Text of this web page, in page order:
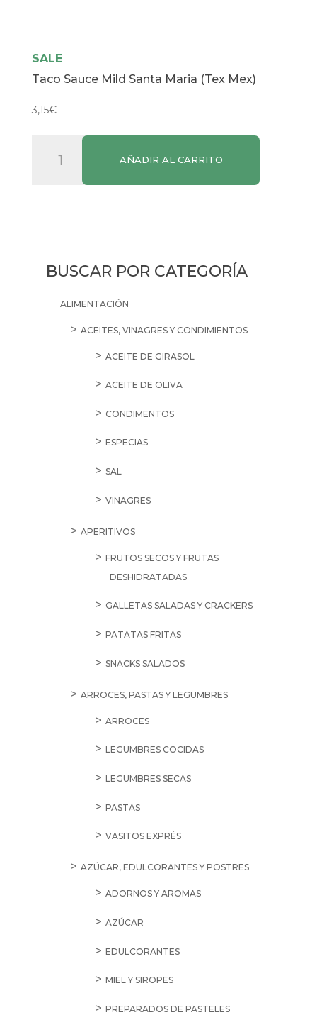
SALE
Taco Sauce Mild Santa Maria (Tex Mex)
3,15€
Sauce
cantidad
AÑADIR AL CARRITO
BUSCAR POR CATEGORÍA
ALIMENTACIÓN
ACEITES, VINAGRES Y CONDIMIENTOS
ACEITE DE GIRASOL
ACEITE DE OLIVA
CONDIMENTOS
ESPECIAS
SAL
VINAGRES
APERITIVOS
FRUTOS SECOS Y FRUTAS
DESHIDRATADAS
GALLETAS SALADAS Y CRACKERS
PATATAS FRITAS
SNACKS SALADOS
ARROCES, PASTAS Y LEGUMBRES
ARROCES
LEGUMBRES COCIDAS
LEGUMBRES SECAS
PASTAS
VASITOS EXPRÉS
AZÚCAR, EDULCORANTES Y POSTRES
ADORNOS Y AROMAS
AZÚCAR
EDULCORANTES
MIEL Y SIROPES
PREPARADOS DE PASTELES